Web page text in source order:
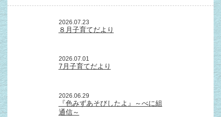
2026.07.23
８月子育てだより
2026.07.01
7月子育てだより
2026.06.29
『色みずあそびしたよ』～べに組
通信～